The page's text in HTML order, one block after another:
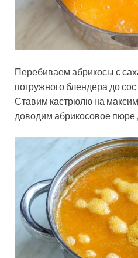
Перебиваем абрикосы с
погружного блендера до
Ставим кастрюлю на
доводим абрикосовое пюре